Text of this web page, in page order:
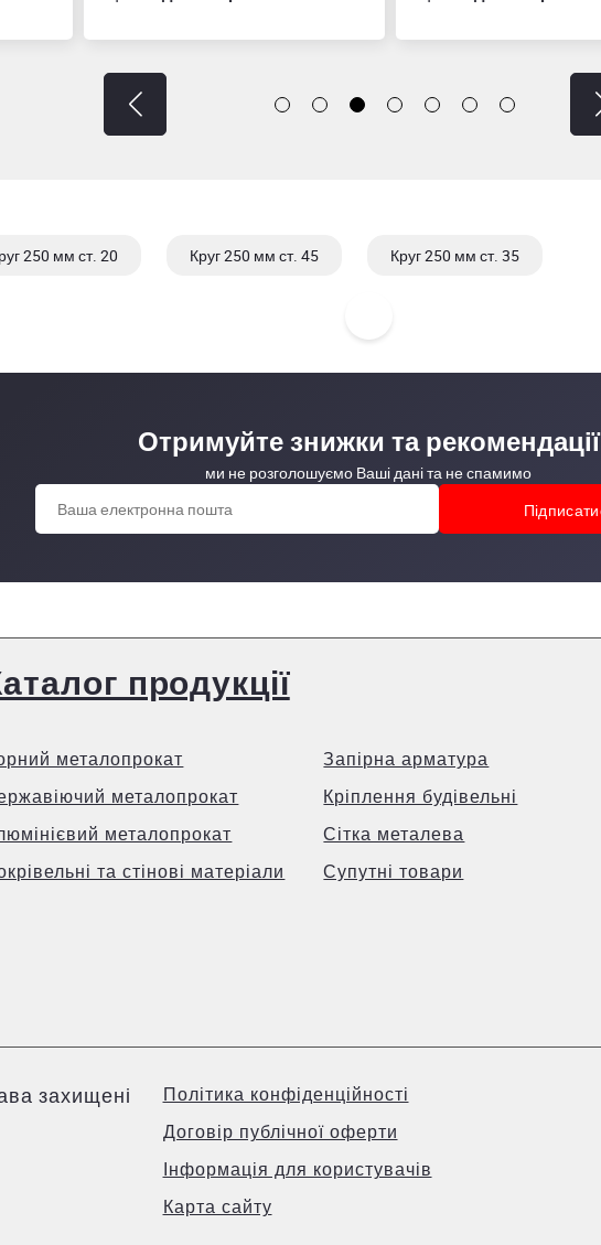
250 мм ст. 20 Круг 250 мм ст. 45 Круг 250 мм ст. 35
Отримуйте знижки та рекомендації
ми не розголошуємо Ваші дані та не спамимо
продукції
металопрокат
металопрокат
металопрокат
та стінові матеріали
Запірна арматура
Кріплення будівельні
Сітка металева
Супутні товари
захищені
Політика конфіденційності
Договір публічної оферти
Інформація для користувачів
Карта сайту